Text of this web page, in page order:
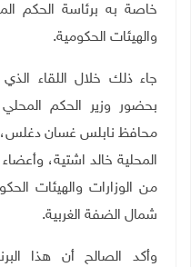
خاصة به برئاسة الحكم
والهيئات الحكومية.
جاء ذلك خلال اللقاء
بحضور وزير الحكم
محافظ نابلس غسان دغلس،
المحلية خالد اشتية،
من الوزارات والهيئات
شمال الضفة الغربية.
وأكد الصالح أن هذا